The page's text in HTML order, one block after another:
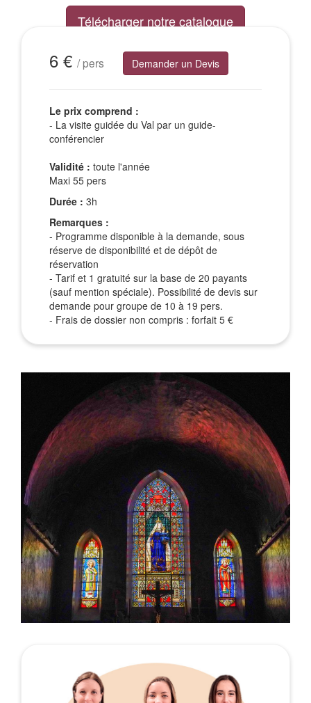
Télécharger notre catalogue
6 € / pers Demander un Devis
Le prix comprend :
- La visite guidée du Val par un guide-
conférencier
Validité : toute l'année
Maxi 55 pers
Durée : 3h
Remarques :
- Programme disponible à la demande, sous
réserve de disponibilité et de dépôt de
réservation
- Tarif et 1 gratuité sur la base de 20 payants
(sauf mention spéciale). Possibilité de devis sur
demande pour groupe de 10 à 19 pers.
- Frais de dossier non compris : forfait 5 €